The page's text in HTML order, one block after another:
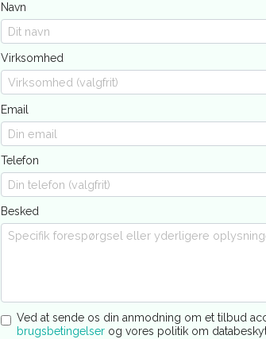
Navn
Virksomhed
Email
Telefon
Besked
Ved at sende os din anmodning om et tilbud
brugsbetingelser og vores politik om